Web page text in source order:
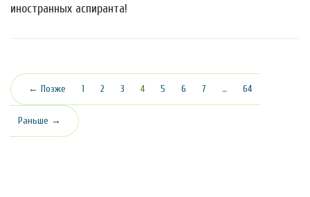
иностранных аспиранта!
← Позже 1 2 3 4(текущая)
5 6 7 … 64
Раньше →